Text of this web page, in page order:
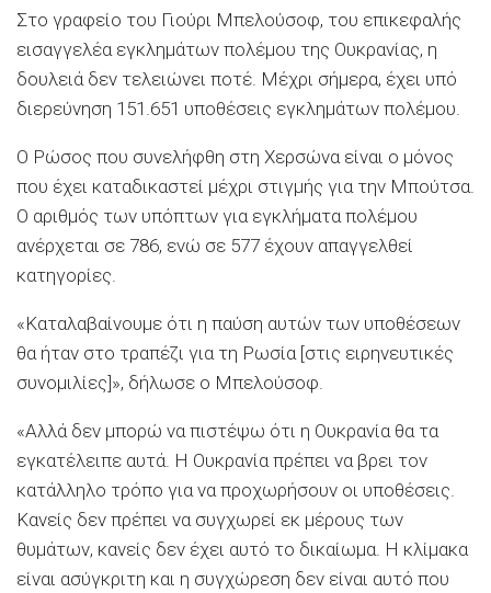
Στο γραφείο του Γιούρι Μπελούσοφ, του επικεφαλής
εισαγγελέα εγκλημάτων πολέμου της Ουκρανίας, η
δουλειά δεν τελειώνει ποτέ. Μέχρι σήμερα, έχει υπό
διερεύνηση 151.651 υποθέσεις εγκλημάτων πολέμου.
Ο Ρώσος που συνελήφθη στη Χερσώνα είναι ο μόνος
που έχει καταδικαστεί μέχρι στιγμής για την Μπούτσα.
Ο αριθμός των υπόπτων για εγκλήματα πολέμου
ανέρχεται σε 786, ενώ σε 577 έχουν απαγγελθεί
κατηγορίες.
«Καταλαβαίνουμε ότι η παύση αυτών των υποθέσεων
θα ήταν στο τραπέζι για τη Ρωσία [στις ειρηνευτικές
συνομιλίες]», δήλωσε ο Μπελούσοφ.
«Αλλά δεν μπορώ να πιστέψω ότι η Ουκρανία θα τα
εγκατέλειπε αυτά. Η Ουκρανία πρέπει να βρει τον
κατάλληλο τρόπο για να προχωρήσουν οι υποθέσεις.
Κανείς δεν πρέπει να συγχωρεί εκ μέρους των
θυμάτων, κανείς δεν έχει αυτό το δικαίωμα. Η κλίμακα
είναι ασύγκριτη και η συγχώρεση δεν είναι αυτό που